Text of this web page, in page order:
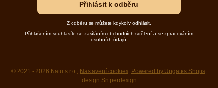
Přihlásit k odběru
Z odběru se můžete kdykoliv odhlásit.
Přihlášením souhlasíte se zasíláním obchodních sdělení a se zpracováním
osobních údajů.
© 2021 - 2026 Natu s.r.o., Nastavení cookies, Powered by Upgates Shops,
design Sniperdesign